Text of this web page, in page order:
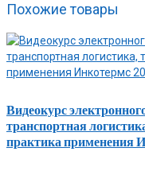
Похожие товары
Видеокурс
транспортная
практика применения